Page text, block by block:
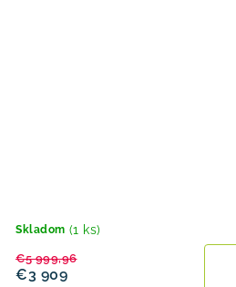
Skladom (1 ks)
€3 909
€5 999,96